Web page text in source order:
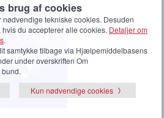
brug af cookies
tekniske cookies. Desuden
du accepterer alle cookies. Detaljer om
.
samtykke tilbage via Hjælpemiddelbasens
under overskriften Om
Kun nødvendige cookies